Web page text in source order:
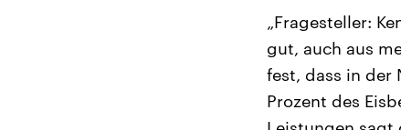
„Fragesteller:
gut, auch aus
fest, dass in der
Prozent des